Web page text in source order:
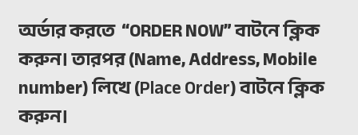
was:
৳ 1,050.
is:
৳ 850.
অর্ডার করতে “ORDER NOW” বাটনে ক্লিক
করুন। তারপর (Name, Address, Mobile
number) লিখে (Place Order) বাটনে ক্লিক
করুন।